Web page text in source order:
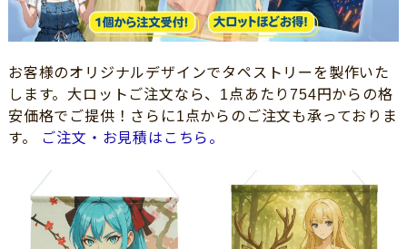
お客様のオリジナルデザインでタペストリーを製作いた
します。大ロットご注文なら、1点あたり754円からの格
安価格でご提供！さらに1点からのご注文も承っておりま
す。 ご注文・お見積はこちら。